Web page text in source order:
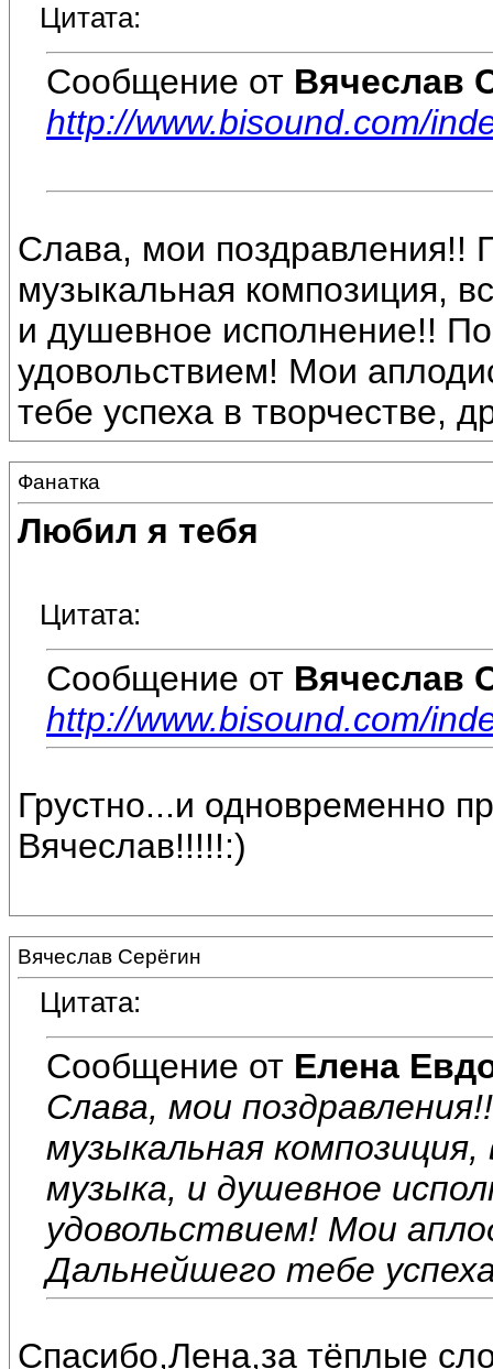
Цитата:
Сообщение от Вячеслав
http://www.bisound.com/
Слава, мои поздравления!!
музыкальная композиция,
и душевное исполнение!!
удовольствием! Мои
тебе успеха в творчестве,
Фанатка
Любил я тебя
Цитата:
Сообщение от Вячеслав
http://www.bisound.com/
Грустно...и одновременно
Вячеслав!!!!!:)
Вячеслав Серёгин
Цитата:
Сообщение от Елена
Слава, мои
музыкальная
музыка, и душевное
удовольствием! Мои
Дальнейшего тебе
Спасибо,Лена,за тёплые